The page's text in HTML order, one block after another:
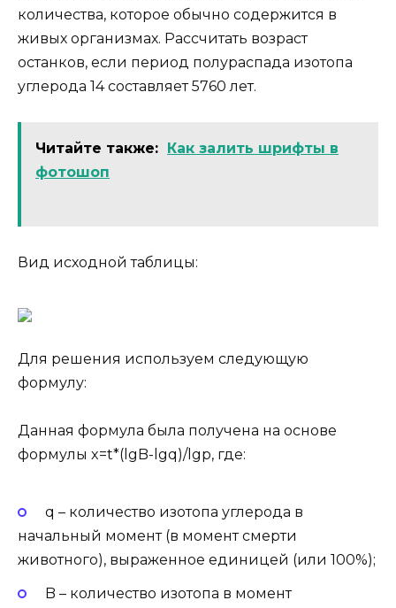
количества, которое обычно содержится в
живых организмах. Рассчитать возраст
останков, если период полураспада изотопа
углерода 14 составляет 5760 лет.
Читайте также: Как залить шрифты в
фотошоп
Вид исходной таблицы:
Для решения используем следующую
формулу:
Данная формула была получена на основе
формулы x=t*(lgB-lgq)/lgp, где:
q – количество изотопа углерода в
начальный момент (в момент смерти
животного), выраженное единицей (или 100%);
B – количество изотопа в момент